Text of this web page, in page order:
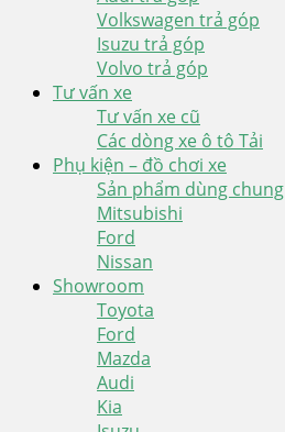
Volkswagen trả góp
Isuzu trả góp
Volvo trả góp
Tư vấn xe
Tư vấn xe cũ
Các dòng xe ô tô Tải
Phụ kiện – đồ chơi xe
Sản phẩm dùng chung
Mitsubishi
Ford
Nissan
Showroom
Toyota
Ford
Mazda
Audi
Kia